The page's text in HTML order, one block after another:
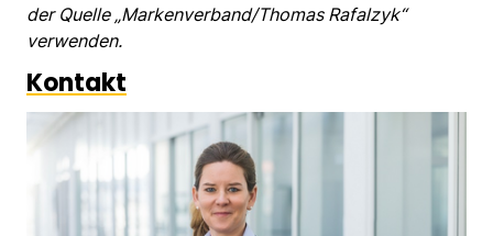
der Quelle „Markenverband/Thomas Rafalzyk“
verwenden.
Kontakt